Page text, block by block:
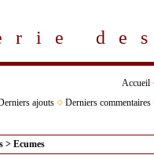
Accueil
ajouts Derniers commentaires
> Ecumes